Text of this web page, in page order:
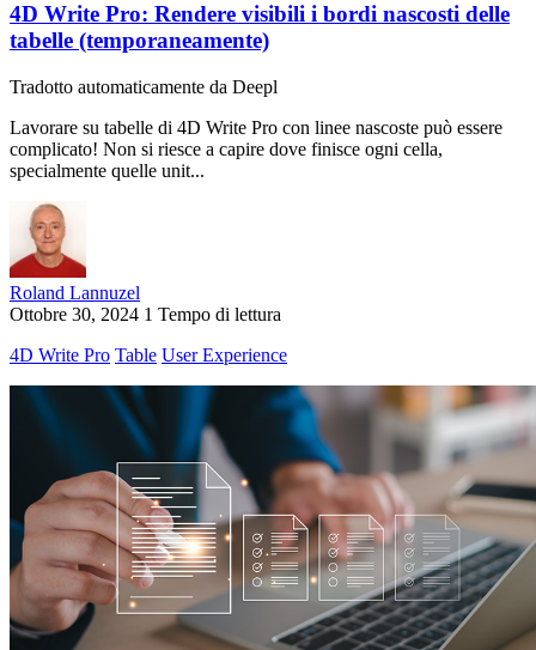
4D Write Pro: Rendere visibili i bordi nascosti delle
tabelle (temporaneamente)
Tradotto automaticamente da Deepl
Lavorare su tabelle di 4D Write Pro con linee nascoste può essere
complicato! Non si riesce a capire dove finisce ogni cella,
specialmente quelle unit...
Roland Lannuzel
Ottobre 30, 2024 1 Tempo di lettura
4D Write Pro Table User Experience